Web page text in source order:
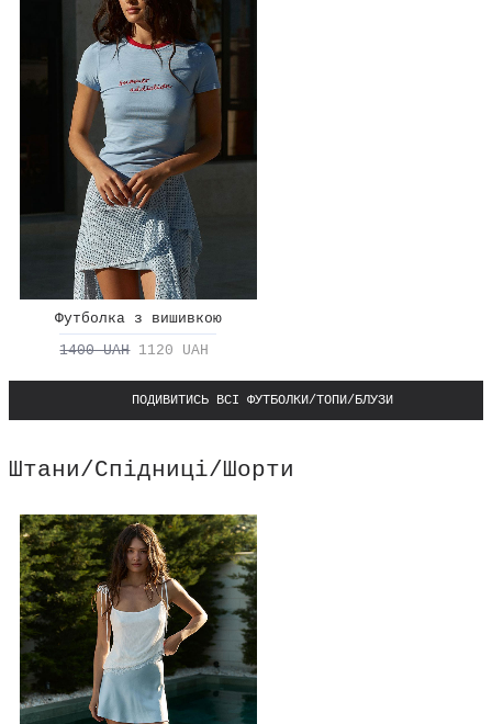
Футболка з вишивкою
1400 UAH 1120 UAH
ПОДИВИТИСЬ ВСІ ФУТБОЛКИ/ТОПИ/БЛУЗИ
Штани/Спідниці/Шорти